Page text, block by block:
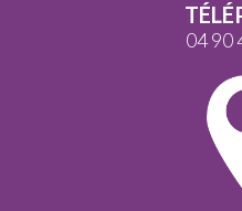
04 90